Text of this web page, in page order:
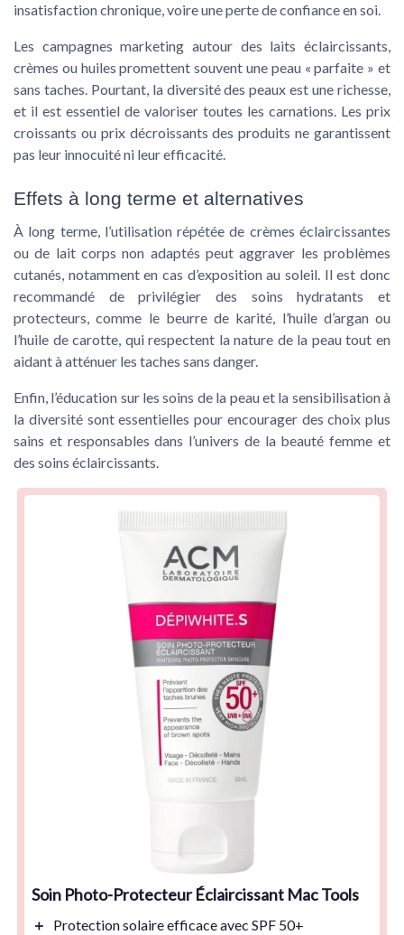
insatisfaction chronique, voire une perte de confiance en soi.
Les campagnes marketing autour des laits éclaircissants,
crèmes ou huiles promettent souvent une peau« parfaite » et
sans taches. Pourtant, la diversité despeaux est une richesse,
et il est essentiel de valoriser toutes les carnations. Les prix
croissants ou prix décroissants desproduits ne garantissent
pas leur innocuité ni leur efficacité.
Effets à long terme et alternatives
À long terme, l’utilisation répétée de crèmes éclaircissantes
ou de lait corps non adaptés peut aggraver les problèmes
cutanés, notamment en cas d’exposition au soleil. Il est donc
recommandé de privilégier des soins hydratants et
protecteurs, comme le beurre de karité , l’huile d’arganou
l’huile de carotte , qui respectent la nature de la peautout en
aidant à atténuer les taches sans danger.
Enfin, l’éducation sur lessoins de la peauet la sensibilisation à
la diversité sont essentielles pour encourager des choix plus
sains et responsables dans l’univers de la beauté femme et
des soins éclaircissants
Soin Photo-Protecteur Éclaircissant Mac Tools
＋ Protection solaire efficace avec SPF 50+